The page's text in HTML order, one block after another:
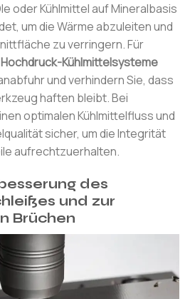
oder Kühlmittel auf Mineralbasis
um die Wärme abzuleiten und
zu verringern. Für
Hochdruck-Kühlmittelsysteme
und verhindern Sie, dass
haften bleibt. Bei
optimalen Kühlmittelfluss und
sicher, um die Integrität
aufrechtzuerhalten.
des
und zur
Brüchen